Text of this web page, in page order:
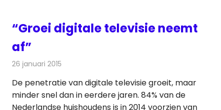
“Groei digitale televisie neemt
af”
26 januari 2015
De penetratie van digitale televisie groeit, maar
minder snel dan in eerdere jaren. 84% van de
Nederlandse huishoudens is in 2014 voorzien van